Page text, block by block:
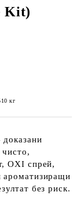
Kit)
кг
OXI спрей,
ароматизиращи
без риск.